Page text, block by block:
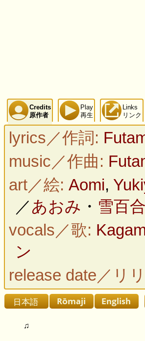
Credits
原作者
Play
再生
Links
リンク
lyrics／作詞:
music／作曲:
art／絵: Aomi,
／あおみ ・ 雪百合
vocals／歌:
ン
release date／リ
♫